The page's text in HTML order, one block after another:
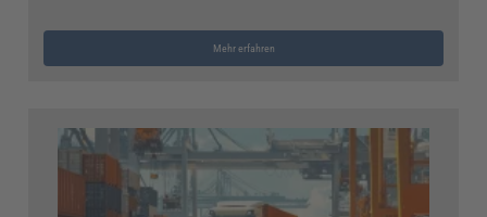
Mehr erfahren